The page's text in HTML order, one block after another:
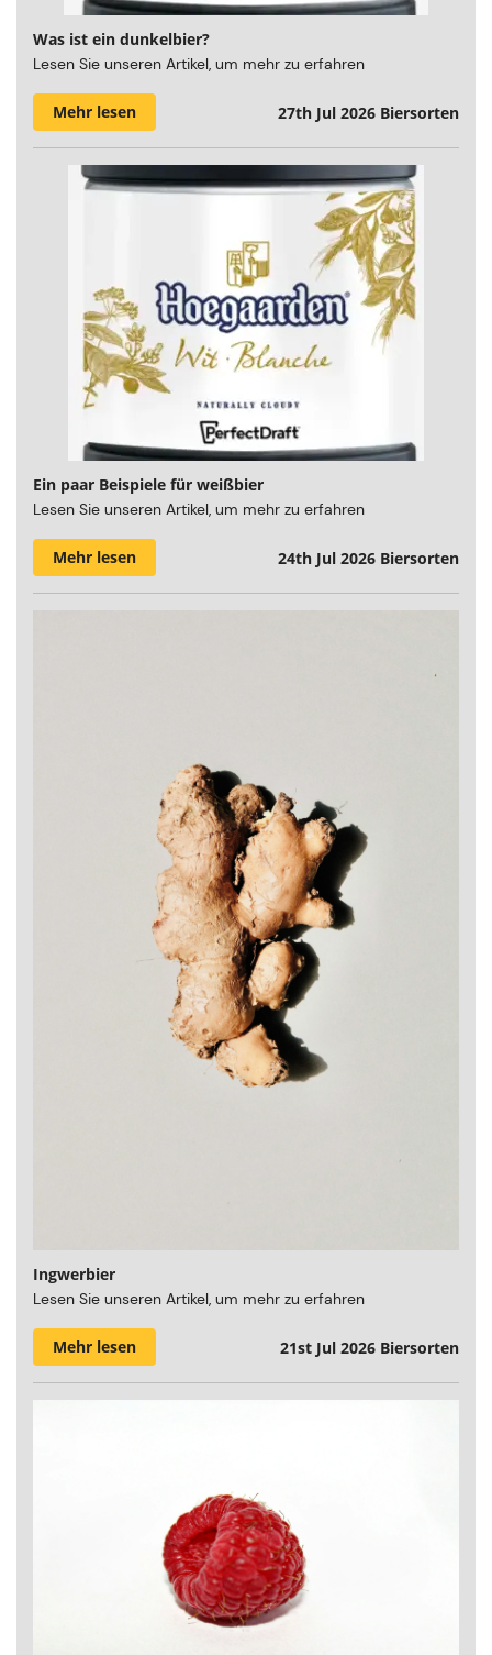
Was ist ein dunkelbier?
Lesen Sie unseren Artikel, um mehr zu erfahren
Mehr lesen 27th Jul 2026 Biersorten
Ein paar Beispiele für weißbier
Lesen Sie unseren Artikel, um mehr zu erfahren
Mehr lesen 24th Jul 2026 Biersorten
Ingwerbier
Lesen Sie unseren Artikel, um mehr zu erfahren
Mehr lesen 21st Jul 2026 Biersorten